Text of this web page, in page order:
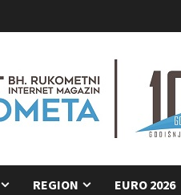
REGION EURO 2026